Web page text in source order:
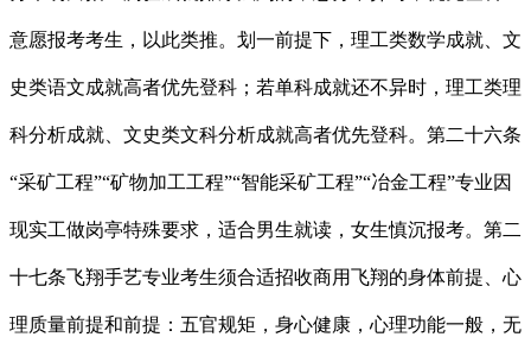
意愿报考考生，以此类推。划一前提下，理工类数学成就、文
史类语文成就高者优先登科；若单科成就还不异时，理工类理
科分析成就、文史类文科分析成就高者优先登科。第二十六条
“采矿工程”“矿物加工工程”“智能采矿工程”“冶金工程”专业因
现实工做岗亭特殊要求，适合男生就读，女生慎沉报考。第二
十七条飞翔手艺专业考生须合适招收商用飞翔的身体前提、心
理质量前提和前提：五官规矩，身心健康，心理功能一般，无